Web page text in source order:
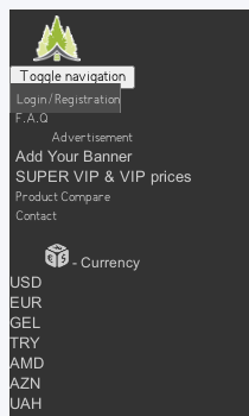
Toggle navigation
Login / Registration
F.A.Q
Advertisement
Add Your Banner
SUPER VIP & VIP prices
Product Compare
Contact
- Currency
USD
EUR
GEL
TRY
AMD
AZN
UAH